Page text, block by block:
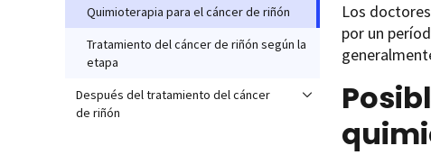
Quimioterapia para el cáncer de riñón
Tratamiento del cáncer de riñón según la
etapa
Después del tratamiento del cáncer
de riñón
Los
por un